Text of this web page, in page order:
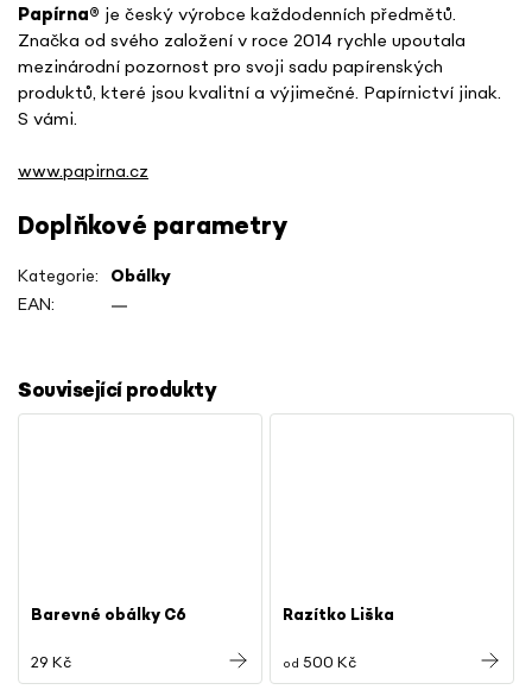
Související produkty
Barevné obálky C6
29 Kč
Razítko Liška
od 500 Kč
Papírna® je český výrobce každodenních předmětů.
Značka od svého založení v roce 2014 rychle upoutala
mezinárodní pozornost pro svoji sadu papírenských
produktů, které jsou kvalitní a výjimečné. Papírnictví jinak.
S vámi.
www.papirna.cz
Doplňkové parametry
Kategorie: Obálky
EAN: —